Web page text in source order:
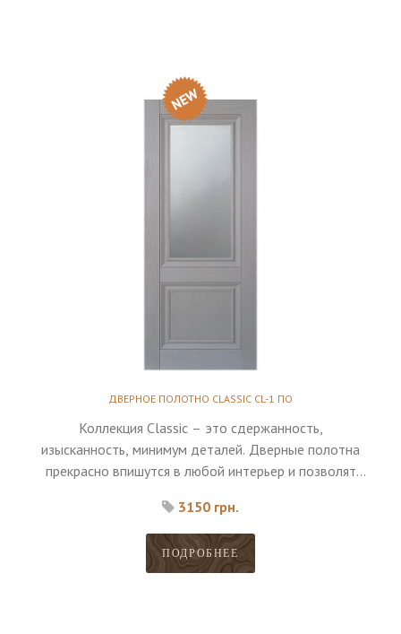
ДВЕРНОЕ ПОЛОТНО CLASSIC CL-1 ПО
Коллекция Classic – это сдержанность,
изысканность, минимум деталей. Дверные полотна
прекрасно впишутся в любой интерьер и позволят
3150 грн.
ПОДРОБНЕЕ